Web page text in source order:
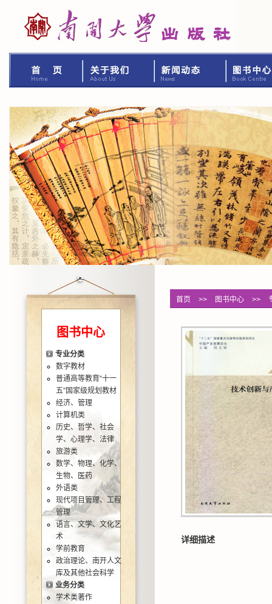
图书中心
专业分类
数字教材
普通高等教育“十一
五”国家级规划教材
经济、管理
计算机类
历史、哲学、社会
学、心理学、法律
旅游类
数学、物理、化学、
生物、医药
外语类
现代项目管理、工程
管理
语言、文学、文化艺
术
学前教育
政治理论、南开人文
库及其他社会科学
业务分类
学术类著作
首页 >> 图书中心 >>
详细描述